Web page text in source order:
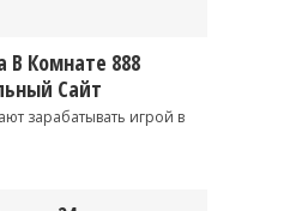
В Комнате 888
Сайт
зарабатывать игрой в